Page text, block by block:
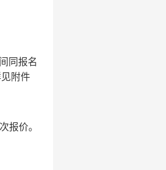
同报名
附件
报价。